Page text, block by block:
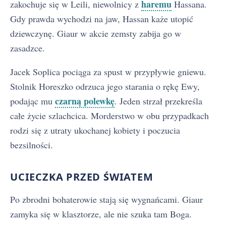
zakochuje się w Leili, niewolnicy z haremu Hassana.
Gdy prawda wychodzi na jaw, Hassan każe utopić
dziewczynę. Giaur w akcie zemsty zabija go w
zasadzce.
Jacek Soplica pociąga za spust w przypływie gniewu.
Stolnik Horeszko odrzuca jego starania o rękę Ewy,
podając mu czarną polewkę. Jeden strzał przekreśla
całe życie szlachcica. Morderstwo w obu przypadkach
rodzi się z utraty ukochanej kobiety i poczucia
bezsilności.
UCIECZKA PRZED ŚWIATEM
Po zbrodni bohaterowie stają się wygnańcami. Giaur
zamyka się w klasztorze, ale nie szuka tam Boga.